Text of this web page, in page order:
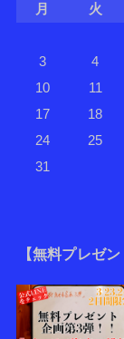
月
火
3
4
10
11
17
18
24
25
31
【無料プレゼン